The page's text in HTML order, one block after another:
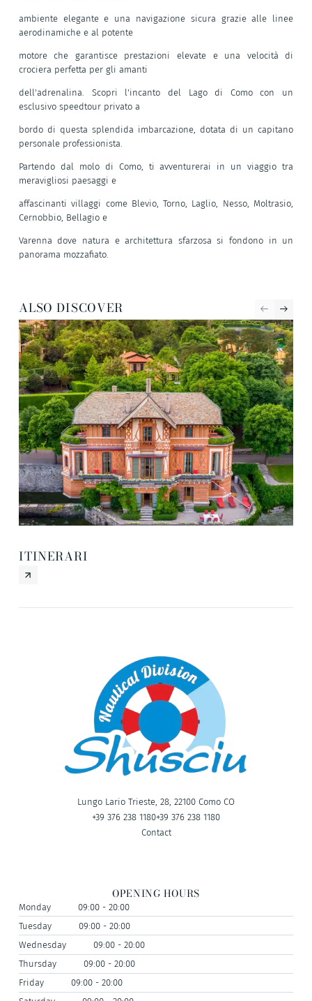
ambiente elegante e una navigazione sicura grazie alle linee
aerodinamiche e al potente
motore che garantisce prestazioni elevate e una velocità di
crociera perfetta per gli amanti
dell'adrenalina. Scopri l'incanto del Lago di Como con un
esclusivo speedtour privato a
bordo di questa splendida imbarcazione, dotata di un capitano
personale professionista.
Partendo dal molo di Como, ti avventurerai in un viaggio tra
meravigliosi paesaggi e
affascinanti villaggi come Blevio, Torno, Laglio, Nesso, Moltrasio,
Cernobbio, Bellagio e
Varenna dove natura e architettura sfarzosa si fondono in un
panorama mozzafiato.
ALSO DISCOVER
ITINERARI
Lungo Lario Trieste, 28, 22100 Como CO
+39 376 238 1180+39 376 238 1180
Contact
OPENING HOURS
Monday
09:00 - 20:00
Tuesday
09:00 - 20:00
Wednesday
09:00 - 20:00
Thursday
09:00 - 20:00
Friday
09:00 - 20:00